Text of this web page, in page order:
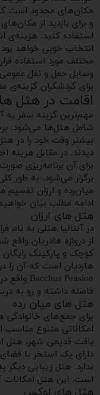
مکان‌های محدود است
و برای بازدید از
استفاده کنید. هزینه‌ی
انتخاب خوبی خواهد
مختلف مورد استفاده
وسایل حمل و نقل
برای گردشگران گزینه‌ی
اقامت در هتل
مهم‌ترین گزینه سفر به
شامل هتل‌ها می‌شود.
بیشتر وقت خود را در
دیدند. در مقابل هزینه
برای آن برنامه‌ریزی
برگزار می‌شود. به طور
میان‌رده و ارزان تقسیم
ادامه مطلب بیان
هتل‌ های ارزان
از دروازه هادریان
کوچک و پارکینگ رایگان
فاصله داشته و رو به
هتل های میان‌ رده
برای جمع‌های خانوادگی
امکاناتی متنوع
بافت قدیمی شهر، هتل
دارای یک استخر با
ندارد. هتل زیبایی دیگر
است. این هتل امکانات